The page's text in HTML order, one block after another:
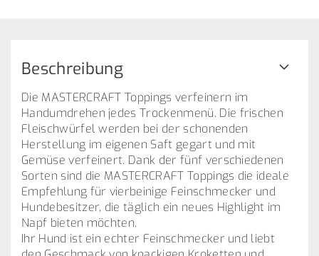
Beschreibung
Die MASTERCRAFT Toppings verfeinern im
Handumdrehen jedes Trockenmenü. Die frischen
Fleischwürfel werden bei der schonenden
Herstellung im eigenen Saft gegart und mit
Gemüse verfeinert. Dank der fünf verschiedenen
Sorten sind die MASTERCRAFT Toppings die ideale
Empfehlung für vierbeinige Feinschmecker und
Hundebesitzer, die täglich ein neues Highlight im
Napf bieten möchten.
Ihr Hund ist ein echter Feinschmecker und liebt